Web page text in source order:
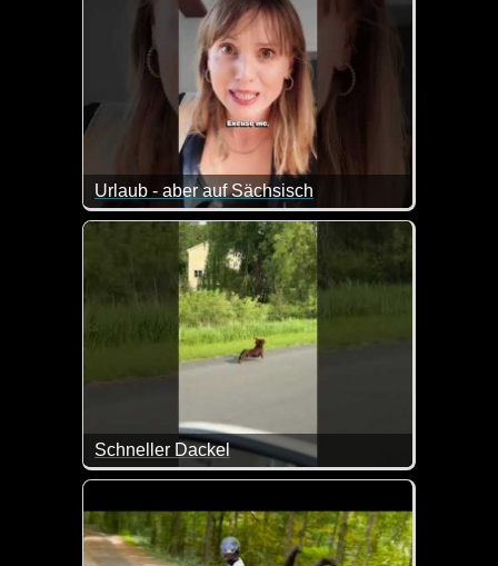
Urlaub - aber auf Sächsisch
Da muss man dann doch mal etwas genauer
Schneller Dackel
Von diesem Dackel könnte sich so mancher